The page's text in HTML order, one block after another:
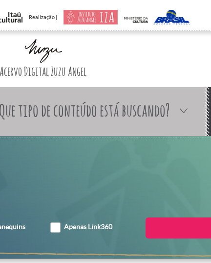
Realização |
Acervo Digital Zuzu Angel
Que tipo de conteúdo está buscando?
Apenas Link360